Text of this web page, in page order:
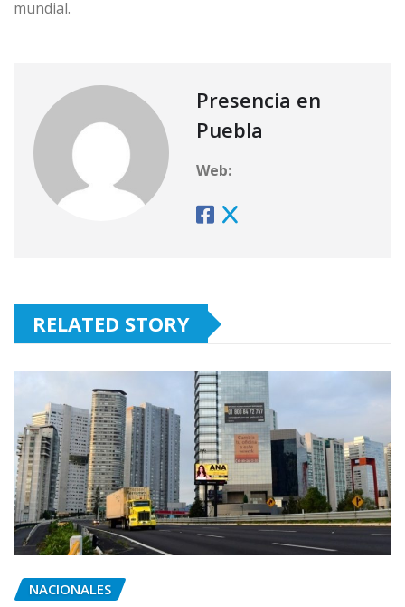
mundial.
Presencia en
Puebla
Web:
RELATED STORY
NACIONALES